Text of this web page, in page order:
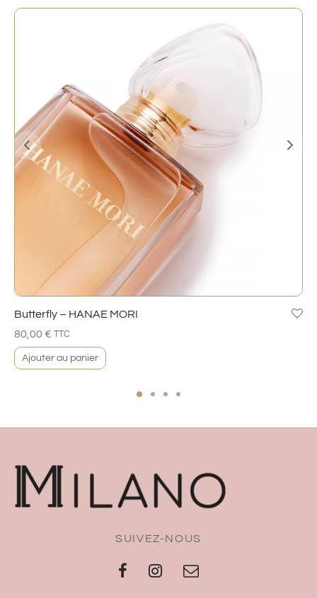
Butterfly – HANAE MORI
80,00 € TTC
Ajouter au panier
SUIVEZ-NOUS